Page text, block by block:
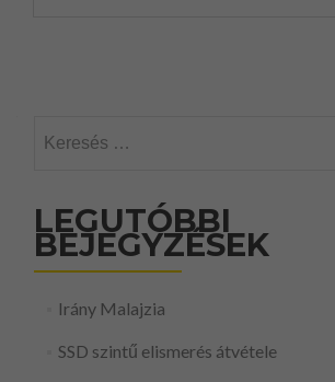
LEGUTÓBBI
BEJEGYZÉSEK
Irány Malajzia
SSD szintű elismerés átvétele